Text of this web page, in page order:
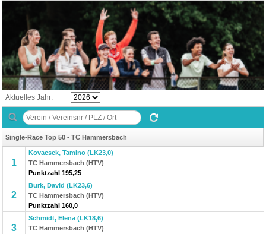
Aktuelles Jahr:
Single-Race Top 50 - TC Hammersbach
1
Kovacsek, Tamino (LK23,0)
TC Hammersbach (HTV)
Punktzahl 195,25
2
Burk, David (LK23,6)
TC Hammersbach (HTV)
Punktzahl 160,0
3
Schmidt, Elena (LK18,6)
TC Hammersbach (HTV)